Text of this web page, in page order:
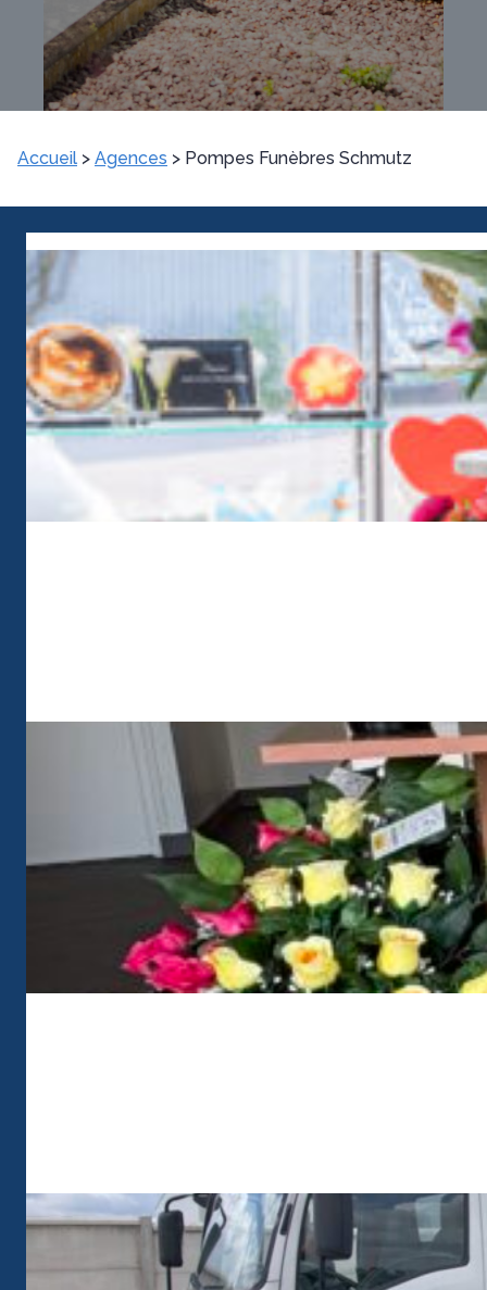
Accueil > Agences > Pompes Funèbres Schmutz